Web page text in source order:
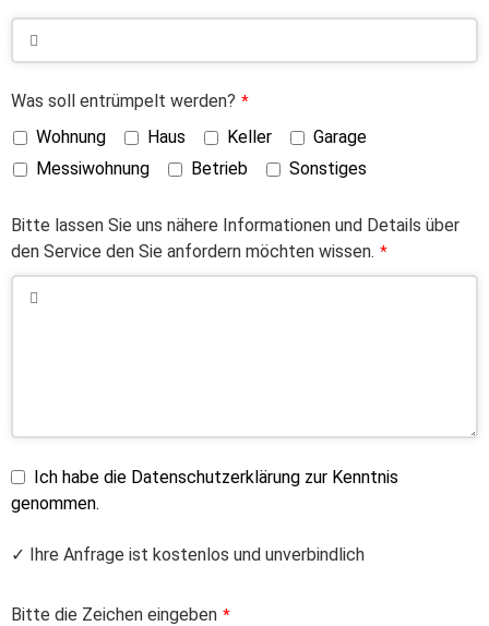
Was soll entrümpelt werden? *
Wohnung Haus Keller
Garage
Messiwohnung
Betrieb Sonstiges
Bitte lassen Sie uns nähere Informationen und Details über
den Service den Sie anfordern möchten wissen. *
Ich habe die Datenschutzerklärung zur Kenntnis
genommen.
✓ Ihre Anfrage ist kostenlos und unverbindlich
Bitte die Zeichen eingeben *